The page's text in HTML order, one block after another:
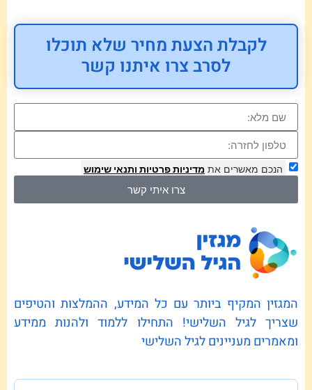
לקבלת הצעת מחיר שלא תוכלו
לסרב צרו איתנו קשר
הנכם מאשרים את מדיניות פרטיות ותנאי שימוש
צרו איתי קשר
המגזין המקיף ביותר עם כל המידע, ההמלצות והטיפים
שצריך לגיל השלישי! התחילו ללמוד ולהנות ממידע
ומאמרים מעניינים לגיל השלישי